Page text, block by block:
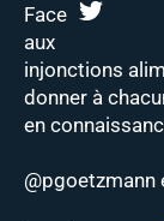
Face
aux
injonctions
donner à
en
@pgoetzmann